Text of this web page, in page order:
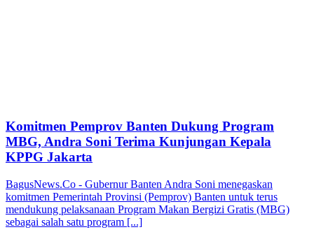
Komitmen Pemprov Banten Dukung Program
MBG, Andra Soni Terima Kunjungan Kepala
KPPG Jakarta
BagusNews.Co - Gubernur Banten Andra Soni menegaskan
komitmen Pemerintah Provinsi (Pemprov) Banten untuk terus
mendukung pelaksanaan Program Makan Bergizi Gratis (MBG)
sebagai salah satu program [...]